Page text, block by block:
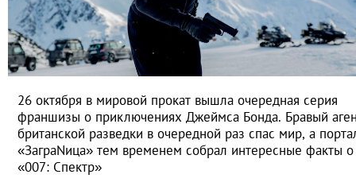
26 октября в мировой прокат вышла очередная серия
франшизы о приключениях Джеймса Бонда. Бравый
британской разведки в очередной раз спас мир, а
«ЗаграNица» тем временем собрал интересные факты о
«007: Спектр»